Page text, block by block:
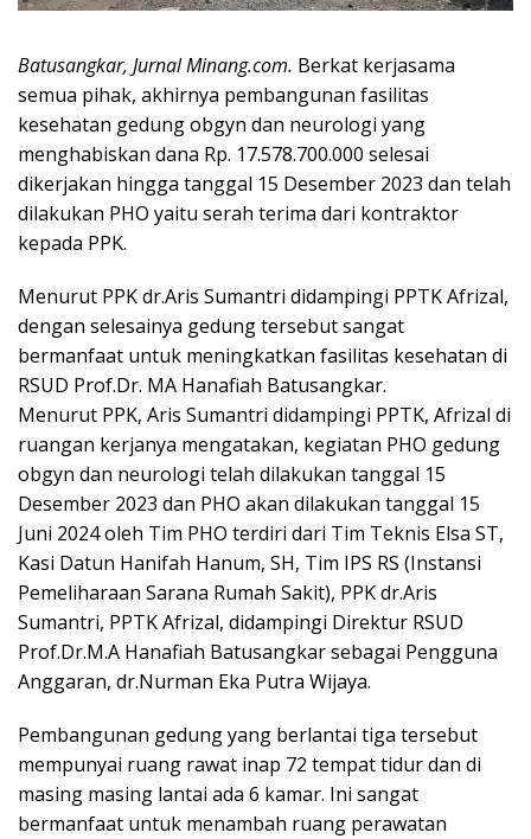
Batusangkar, Jurnal Minang.com. Berkat kerjasama
semua pihak, akhirnya pembangunan fasilitas
kesehatan gedung obgyn dan neurologi yang
menghabiskan dana Rp. 17.578.700.000 selesai
dikerjakan hingga tanggal 15 Desember 2023 dan telah
dilakukan PHO yaitu serah terima dari kontraktor
kepada PPK.
Menurut PPK dr.Aris Sumantri didampingi PPTK Afrizal,
dengan selesainya gedung tersebut sangat
bermanfaat untuk meningkatkan fasilitas kesehatan di
RSUD Prof.Dr. MA Hanafiah Batusangkar.
Menurut PPK, Aris Sumantri didampingi PPTK, Afrizal di
ruangan kerjanya mengatakan, kegiatan PHO gedung
obgyn dan neurologi telah dilakukan tanggal 15
Desember 2023 dan PHO akan dilakukan tanggal 15
Juni 2024 oleh Tim PHO terdiri dari Tim Teknis Elsa ST,
Kasi Datun Hanifah Hanum, SH, Tim IPS RS (Instansi
Pemeliharaan Sarana Rumah Sakit), PPK dr.Aris
Sumantri, PPTK Afrizal, didampingi Direktur RSUD
Prof.Dr.M.A Hanafiah Batusangkar sebagai Pengguna
Anggaran, dr.Nurman Eka Putra Wijaya.
Pembangunan gedung yang berlantai tiga tersebut
mempunyai ruang rawat inap 72 tempat tidur dan di
masing masing lantai ada 6 kamar. Ini sangat
bermanfaat untuk menambah ruang perawatan